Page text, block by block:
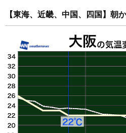
【東海、近畿、中国、四国】朝